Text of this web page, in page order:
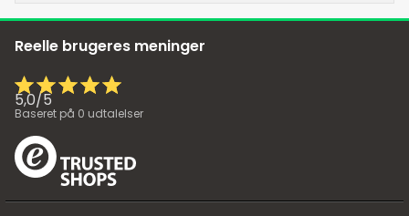
Reelle brugeres meninger
5,0/5
Baseret på 0 udtalelser